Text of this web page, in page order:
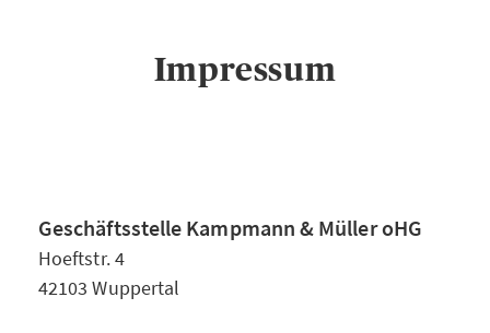
Impressum
Geschäftsstelle Kampmann & Müller oHG
Hoeftstr. 4
42103 Wuppertal